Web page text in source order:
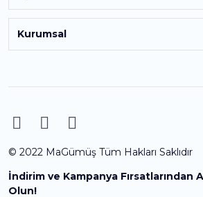
Kurumsal
© 2022 MaGümüş Tüm Hakları Saklıdır
İndirim ve Kampanya Fırsatlarından
Olun!